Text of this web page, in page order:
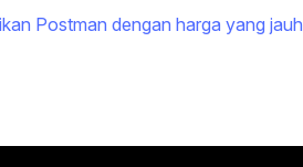
Postman dengan harga yang jauh